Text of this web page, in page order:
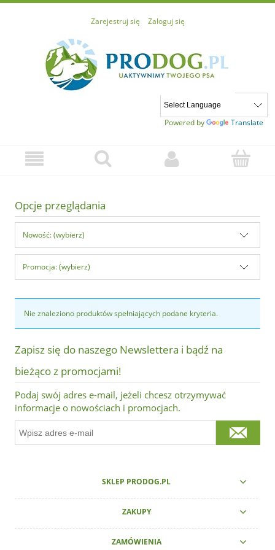
Zarejestruj się Zaloguj się
Powered by Translate
Opcje przeglądania
Nowość: (wybierz)
Promocja: (wybierz)
Nie znaleziono produktów spełniających podane kryteria.
Zapisz się do naszego Newslettera i bądź na
bieżąco z promocjami!
Podaj swój adres e-mail, jeżeli chcesz otrzymywać
informacje o nowościach i promocjach.
SKLEP PRODOG.PL
ZAKUPY
ZAMÓWIENIA